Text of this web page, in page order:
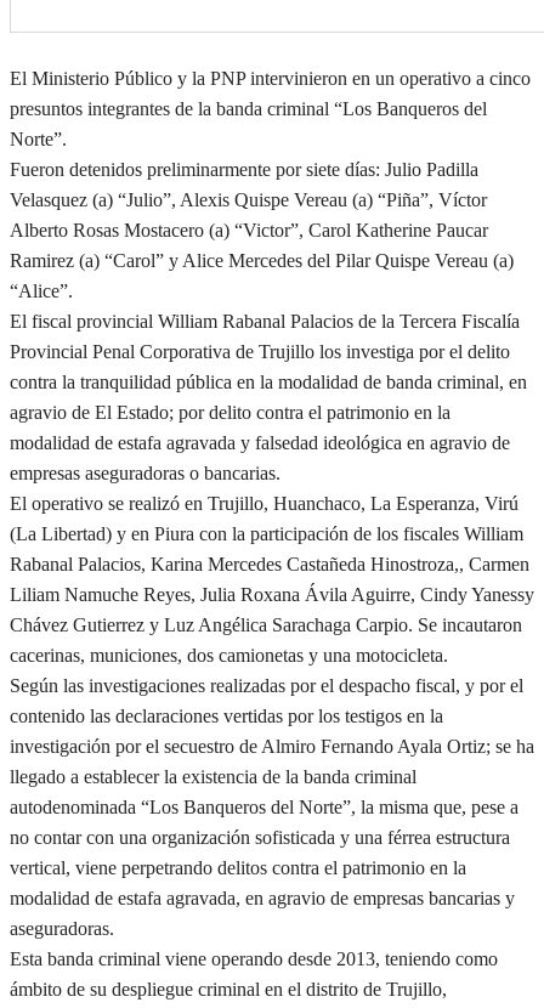
El Ministerio Público y la PNP intervinieron en un operativo a cinco
presuntos integrantes de la banda criminal “Los Banqueros del
Norte”.
Fueron detenidos preliminarmente por siete días: Julio Padilla
Velasquez (a) “Julio”, Alexis Quispe Vereau (a) “Piña”, Víctor
Alberto Rosas Mostacero (a) “Victor”, Carol Katherine Paucar
Ramirez (a) “Carol” y Alice Mercedes del Pilar Quispe Vereau (a)
“Alice”.
El fiscal provincial William Rabanal Palacios de la Tercera Fiscalía
Provincial Penal Corporativa de Trujillo los investiga por el delito
contra la tranquilidad pública en la modalidad de banda criminal, en
agravio de El Estado; por delito contra el patrimonio en la
modalidad de estafa agravada y falsedad ideológica en agravio de
empresas aseguradoras o bancarias.
El operativo se realizó en Trujillo, Huanchaco, La Esperanza, Virú
(La Libertad) y en Piura con la participación de los fiscales William
Rabanal Palacios, Karina Mercedes Castañeda Hinostroza,, Carmen
Liliam Namuche Reyes, Julia Roxana Ávila Aguirre, Cindy Yanessy
Chávez Gutierrez y Luz Angélica Sarachaga Carpio. Se incautaron
cacerinas, municiones, dos camionetas y una motocicleta.
Según las investigaciones realizadas por el despacho fiscal, y por el
contenido las declaraciones vertidas por los testigos en la
investigación por el secuestro de Almiro Fernando Ayala Ortiz; se ha
llegado a establecer la existencia de la banda criminal
autodenominada “Los Banqueros del Norte”, la misma que, pese a
no contar con una organización sofisticada y una férrea estructura
vertical, viene perpetrando delitos contra el patrimonio en la
modalidad de estafa agravada, en agravio de empresas bancarias y
aseguradoras.
Esta banda criminal viene operando desde 2013, teniendo como
ámbito de su despliegue criminal en el distrito de Trujillo,